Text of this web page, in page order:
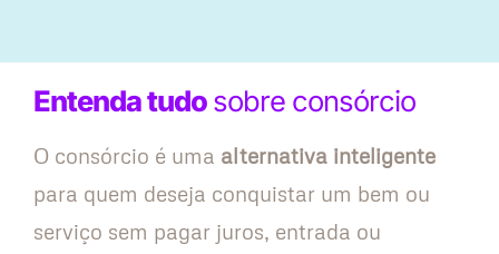
Entenda tudosobre consórcio
O consórcio é uma alternativa inteligente
para quem deseja conquistar um bem ou
serviço sem pagar juros, entrada ou